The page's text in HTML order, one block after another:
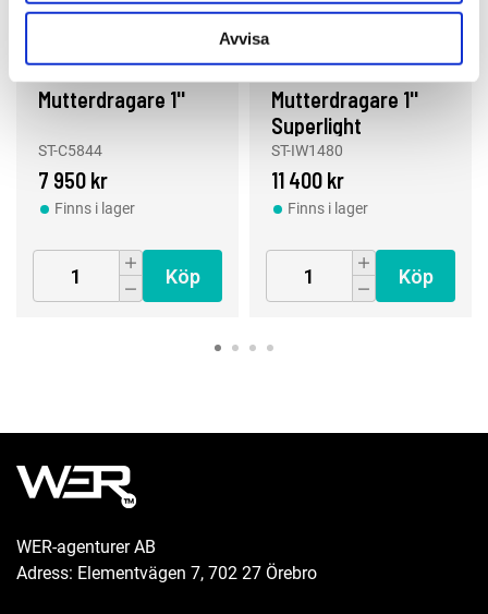
Avvisa
Mutterdragare 1''
ST-C5844
7 950 kr
Finns i lager
Köp
Mutterdragare 1''
Superlight
pistolmodell
ST-IW1480
11 400 kr
Finns i lager
Köp
WER-agenturer AB
Adress: Elementvägen 7, 702 27 Örebro